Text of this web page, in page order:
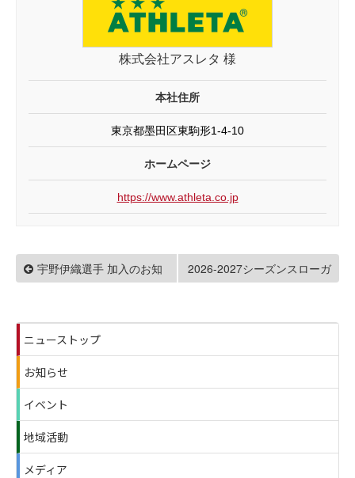
株式会社アスレタ 様
本社住所
東京都墨田区東駒形1-4-10
ホームページ
https://www.athleta.co.jp
宇野伊織選手 加入のお知
2026-2027シーズンスローガ
転』に決定！
ニューストップ
お知らせ
イベント
地域活動
メディア